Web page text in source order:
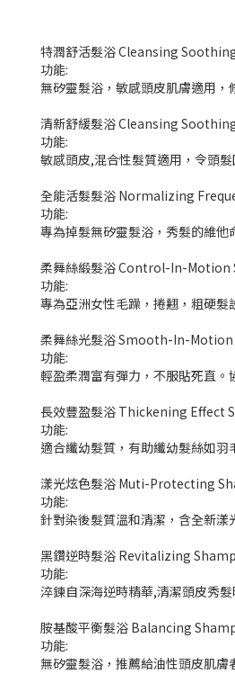
特潤舒活髮浴 Cleansing
功能:
無矽靈髮浴，敏感頭皮肌膚適用
清新舒緩髮浴 Cleansing
功能:
敏感頭皮,混合性髮質適用，令頭
全能活髮髮浴 Normalizing
功能:
專為掉髮無矽靈髮浴，秀髮的維
柔舞絲緞髮浴 Control-In-Motion
功能:
專為亞洲女性毛躁，捲翹，粗硬
柔舞絲光髮浴 Smooth-In-
功能:
輕盈柔潤富有彈力，不服貼死直
長效豐盈髮浴 Thickening Effect
功能:
適合纖幼髮質，有助纖幼髮絲如羽
漾光炫色髮浴 Muti-Protecting
功能:
針對染後髮質溫和清潔，含全新
黑鑽逆時髮浴 Revitalizing
功能:
淬鍊自深海逆時精華,清潔頭皮秀
胺基酸平衡髮浴 Balancing
功能:
無矽靈髮浴，推薦給油性頭皮肌